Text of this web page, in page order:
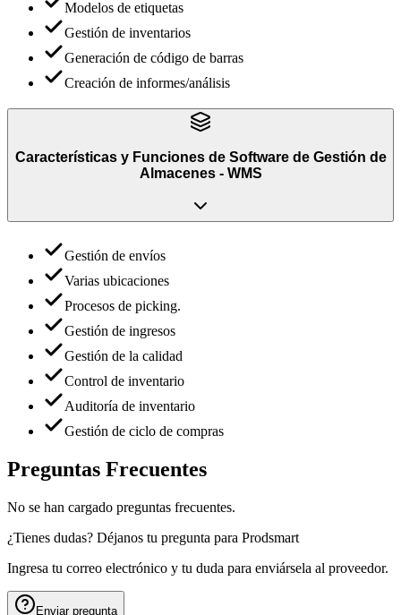
Modelos de etiquetas
Gestión de inventarios
Generación de código de barras
Creación de informes/análisis
Características y Funciones de Software de Gestión de
Almacenes - WMS
Gestión de envíos
Varias ubicaciones
Procesos de picking.
Gestión de ingresos
Gestión de la calidad
Control de inventario
Auditoría de inventario
Gestión de ciclo de compras
Preguntas Frecuentes
No se han cargado preguntas frecuentes.
¿Tienes dudas? Déjanos tu pregunta para Prodsmart
Ingresa tu correo electrónico y tu duda para enviársela al proveedor.
Enviar pregunta